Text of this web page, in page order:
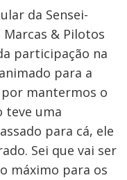
da Sensei-
& Pilotos
participação na
para a
mantermos o
teve uma
para cá, ele
Sei que vai ser
máximo para os